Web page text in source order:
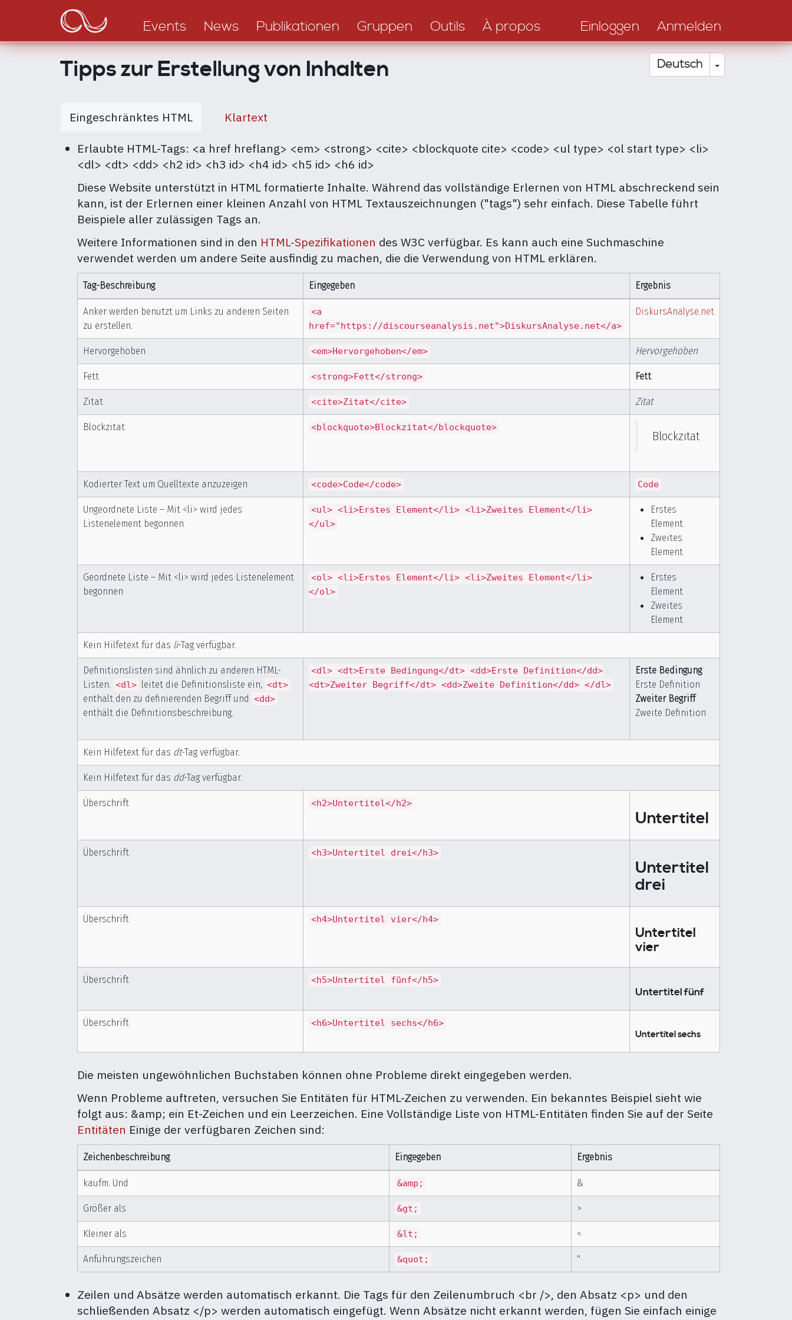
Inhalt
navigation
Events News Publikationen Gruppen Outils À propos Einloggen Anmelden
Deutsch Dropdown-
Tipps zur Erstellung von Inhalten
Eingeschränktes HTML Klartext
Erlaubte HTML-Tags: <a href hreflang> <em> <strong> <cite> <blockquote cite> <code> <ul type> <ol start type> <li>
<dl> <dt> <dd> <h2 id> <h3 id> <h4 id> <h5 id> <h6 id>
Diese Website unterstützt in HTML formatierte Inhalte. Während das vollständige Erlernen von HTML abschreckend sein
kann, ist der Erlernen einer kleinen Anzahl von HTML Textauszeichnungen ("tags") sehr einfach. Diese Tabelle führt
Beispiele aller zulässigen Tags an.
Weitere Informationen sind in den HTML-Spezifikationen des W3C verfügbar. Es kann auch eine Suchmaschine
verwendet werden um andere Seite ausfindig zu machen, die die Verwendung von HTML erklären.
Tag-Beschreibung Eingegeben Ergebnis
Anker werden benutzt um Links zu anderen Seiten
zu erstellen.
<a
href="https://discourseanalysis.net">DiskursAnalyse.net</a>
DiskursAnalyse.net
Hervorgehoben <em>Hervorgehoben</em> Hervorgehoben
Fett <strong>Fett</strong> Fett
Zitat <cite>Zitat</cite> Zitat
Blockzitat <blockquote>Blockzitat</blockquote>
Blockzitat
Kodierter Text um Quelltexte anzuzeigen <code>Code</code> Code
Ungeordnete Liste – Mit <li> wird jedes
Listenelement begonnen
<ul> <li>Erstes Element</li> <li>Zweites Element</li>
</ul>
Erstes
Element
Zweites
Element
Geordnete Liste – Mit <li> wird jedes Listenelement
begonnen
<ol> <li>Erstes Element</li> <li>Zweites Element</li>
</ol>
Erstes
Element
Zweites
Element
Kein Hilfetext für das li-Tag verfügbar.
Definitionslisten sind ähnlich zu anderen HTML-
Listen. <dl> leitet die Definitionsliste ein, <dt>
enthält den zu definierenden Begriff und <dd>
enthält die Definitionsbeschreibung.
<dl> <dt>Erste Bedingung</dt> <dd>Erste Definition</dd>
<dt>Zweiter Begriff</dt> <dd>Zweite Definition</dd> </dl>
Erste Bedingung
Erste Definition
Zweiter Begriff
Zweite Definition
Kein Hilfetext für das dt-Tag verfügbar.
Kein Hilfetext für das dd-Tag verfügbar.
Überschrift <h2>Untertitel</h2>
Untertitel
Überschrift <h3>Untertitel drei</h3>
Untertitel
drei
Überschrift <h4>Untertitel vier</h4>
Untertitel
vier
Überschrift <h5>Untertitel fünf</h5>
Untertitel fünf
Überschrift <h6>Untertitel sechs</h6>
Untertitel sechs
Die meisten ungewöhnlichen Buchstaben können ohne Probleme direkt eingegeben werden.
Wenn Probleme auftreten, versuchen Sie Entitäten für HTML-Zeichen zu verwenden. Ein bekanntes Beispiel sieht wie
folgt aus: &amp; ein Et-Zeichen und ein Leerzeichen. Eine Vollständige Liste von HTML-Entitäten finden Sie auf der Seite
Entitäten Einige der verfügbaren Zeichen sind:
Zeichenbeschreibung Eingegeben Ergebnis
kaufm. Und &amp; &
Größer als &gt; >
Kleiner als &lt; <
Anführungszeichen &quot; "
Zeilen und Absätze werden automatisch erkannt. Die Tags für den Zeilenumbruch <br />, den Absatz <p> und den
schließenden Absatz </p> werden automatisch eingefügt. Wenn Absätze nicht erkannt werden, fügen Sie einfach einige